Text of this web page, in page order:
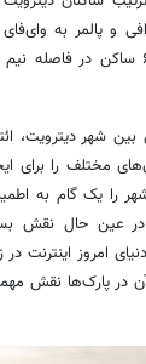
و پالمر به
باشند. حدود ۱۲ هزار و ۶۰۰
بین شهر دیترویت،
مختلف را برای
را یک گام به
در عین حال نقش
امروز اینترنت
در پارک‌ها نقش